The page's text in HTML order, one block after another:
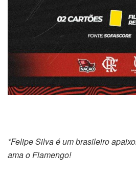
*Felipe Silva é um brasileiro
ama o Flamengo!